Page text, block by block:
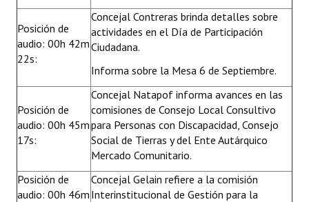
Posición de
audio: 00h 42m
22s:
Concejal Contreras brinda detalles sobre
actividades en el Día de Participación
Ciudadana.
Informa sobre la Mesa 6 de Septiembre.
Posición de
audio: 00h 45m
17s:
Concejal Natapof informa avances en las
comisiones de Consejo Local Consultivo
para Personas con Discapacidad, Consejo
Social de Tierras y del Ente Autárquico
Mercado Comunitario.
Posición de
audio: 00h 46m
Concejal Gelain refiere a la comisión
Interinstitucional de Gestión para la